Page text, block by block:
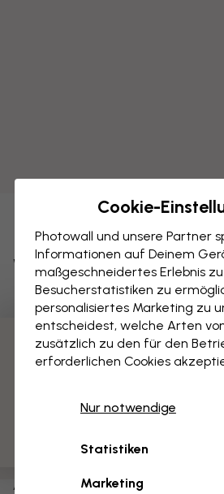
Waldland - Nacht
LEINWANDBILD
Vormontiert und bereit zum
Farben mit hoher
Artikel Nummer:
Cookie-
Photowall und unsere Partner
Informationen auf Deinem
maßgeschneidertes Erlebnis
Besucherstatistiken zu
personalisiertes Marketing zu
entscheidest, welche Arten
zusätzlich zu den für den
erforderlichen Cookies
Nur notwendige
Statistiken
Marketing